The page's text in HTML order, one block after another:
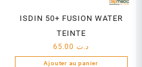
ISDIN 50+ FUSION WATER
TEINTE
د.ت
Ajouter au panier